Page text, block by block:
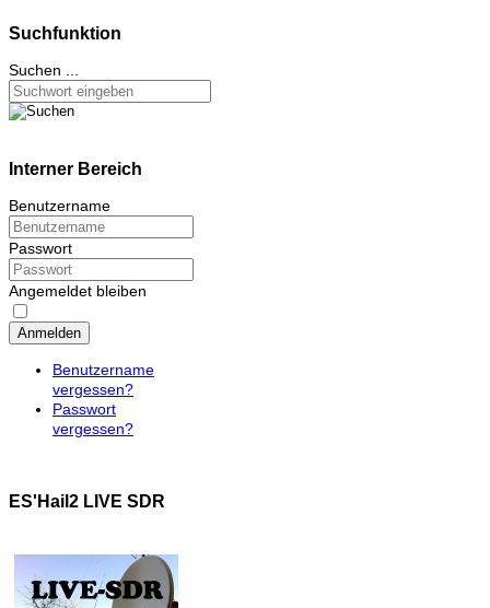
Suchfunktion
Suchen ...
Interner Bereich
Benutzername
Passwort
Angemeldet bleiben
Anmelden
Benutzername
vergessen?
Passwort
vergessen?
ES'Hail2 LIVE SDR